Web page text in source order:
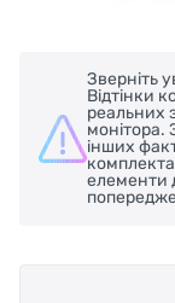
Зверніть
Відтінки
реальних
монітора.
інших
елементи